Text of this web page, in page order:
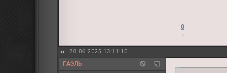
0
20.06.2025 13:11:10
ГАЭЛЬ